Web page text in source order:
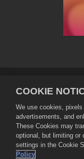
COOKIE
We use cookies, pixels
advertisements, and
These Cookies may
optional, but limiting or
settings in the Cookie
Policy